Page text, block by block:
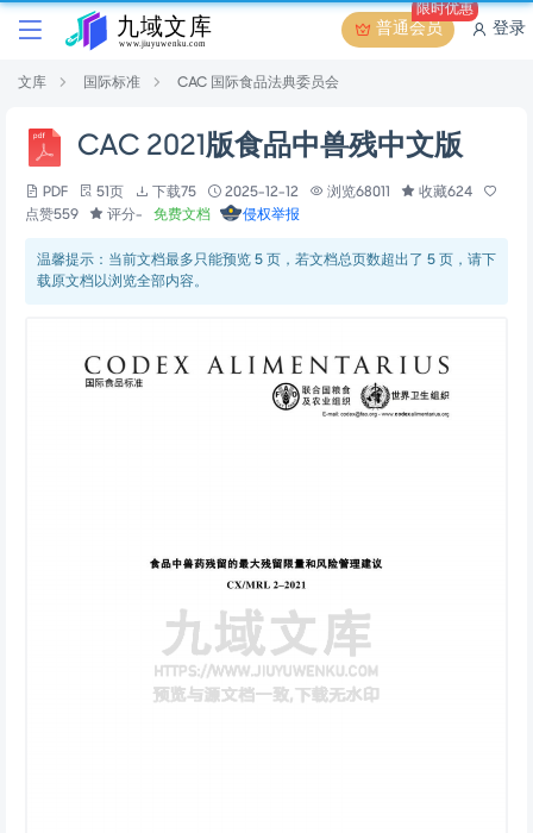
普通会员
限时优惠
登录
文库 国际标准 CAC 国际食品法典委员会
CAC 2021版食品中兽残中文版
PDF 51页 下载75 2025-12-12 浏览68011
收藏624
点赞559
评分- 免费文档 侵权举报
温馨提示：当前文档最多只能预览 5 页，若文档总页数超出了 5 页，请下
载原文档以浏览全部内容。